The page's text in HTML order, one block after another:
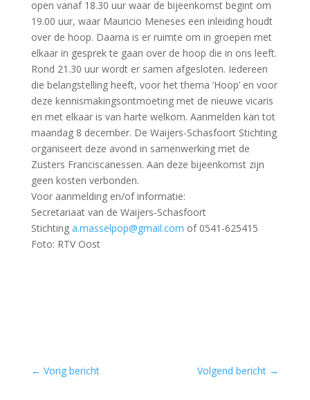
open vanaf 18.30 uur waar de bijeenkomst begint om
19.00 uur, waar Mauricio Meneses een inleiding houdt
over de hoop. Daarna is er ruimte om in groepen met
elkaar in gesprek te gaan over de hoop die in ons leeft.
Rond 21.30 uur wordt er samen afgesloten. Iedereen
die belangstelling heeft, voor het thema ‘Hoop’ en voor
deze kennismakingsontmoeting met de nieuwe vicaris
en met elkaar is van harte welkom. Aanmelden kan tot
maandag 8 december. De Waijers-Schasfoort Stichting
organiseert deze avond in samenwerking met de
Zusters Franciscanessen. Aan deze bijeenkomst zijn
geen kosten verbonden.
Voor aanmelding en/of informatie:
Secretariaat van de Waijers-Schasfoort
Stichting a.masselpop@gmail.com of 0541-625415
Foto: RTV Oost
← Vorig bericht Volgend bericht →